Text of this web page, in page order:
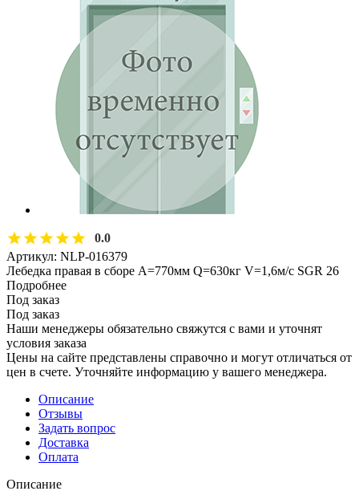
0.0
Артикул: NLP-016379
Лебедка правая в сборе A=770мм Q=630кг V=1,6м/с SGR 26
Подробнее
Под заказ
Под заказ
Наши менеджеры обязательно свяжутся с вами и уточнят
условия заказа
Цены на сайте представлены справочно и могут отличаться от
цен в счете. Уточняйте информацию у вашего менеджера.
Описание
Отзывы
Задать вопрос
Доставка
Оплата
Описание